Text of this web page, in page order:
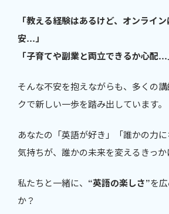
「教える経験はあるけど、オンライ
安…」
「子育てや副業と両立できるか心配…
そんな不安を抱えながらも、多くの
クで新しい一歩を踏み出しています。
あなたの「英語が好き」「誰かの力
気持ちが、誰かの未来を変えるきっか
私たちと一緒に、 “英語の楽しさ”を
か？